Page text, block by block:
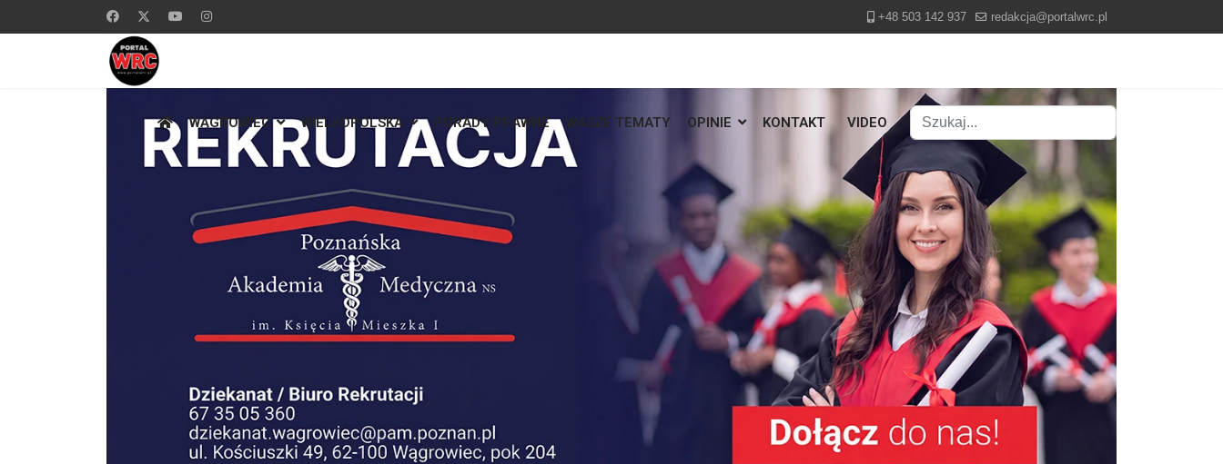
+48 503 142 937 redakcja@portalwrc.pl
WĄGROWIEC WIELKOPOLSKA PORADY PRAWNE WASZE TEMATY OPINIE KONTAKT VIDEO
Szukaj
Type 2 or more characters for results.